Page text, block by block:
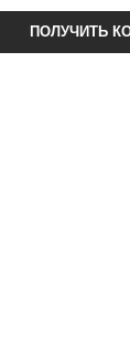
ПОЛУЧИТЬ